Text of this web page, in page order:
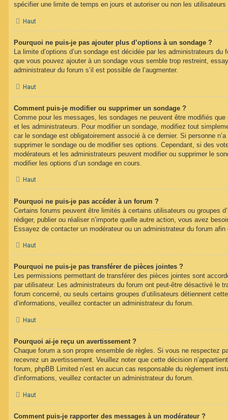
spécifier une limite de temps en jours et autoriser ou non les
Haut
Pourquoi ne puis-je pas ajouter plus d’options à un sondage ?
La limite d’options d’un sondage est décidée par les administrateurs du
que vous pouvez ajouter à un sondage vous semble trop restreint,
administrateur du forum s’il est possible de l’augmenter.
Haut
Comment puis-je modifier ou supprimer un sondage ?
Comme pour les messages, les sondages ne peuvent être modifiés que
et les administrateurs. Pour modifier un sondage, modifiez tout
car le sondage est obligatoirement associé à ce dernier. Si personne
supprimer le sondage ou de modifier ses options. Cependant, si des
modérateurs et les administrateurs peuvent modifier ou supprimer le
modifier les options d’un sondage en cours.
Haut
Pourquoi ne puis-je pas accéder à un forum ?
Certains forums peuvent être limités à certains utilisateurs ou groupes
rédiger, publier ou réaliser n’importe quelle autre action, vous avez
Essayez de contacter un modérateur ou un administrateur du forum
Haut
Pourquoi ne puis-je pas transférer de pièces jointes ?
Les permissions permettant de transférer des pièces jointes sont
par utilisateur. Les administrateurs du forum ont peut-être désactivé le
forum concerné, ou seuls certains groupes d’utilisateurs détiennent
d’informations, veuillez contacter un administrateur du forum.
Haut
Pourquoi ai-je reçu un avertissement ?
Chaque forum a son propre ensemble de règles. Si vous ne respectez
recevrez un avertissement. Veuillez noter que cette décision
forum, phpBB Limited n’est en aucun cas responsable du règlement
d’informations, veuillez contacter un administrateur du forum.
Haut
Comment puis-je rapporter des messages à un modérateur ?